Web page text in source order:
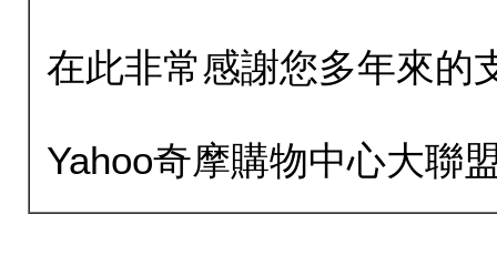
在此非常感謝您多年來的
Yahoo奇摩購物中心大